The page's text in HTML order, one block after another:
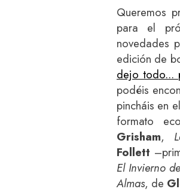
Queremos
para el
novedades
edición de
dejo todo...
podéis
pincháis en
formato
Grisham,
Follett
El Invierno
Almas, de